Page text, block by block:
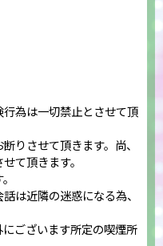
為は一切禁止とさせて頂
りさせて頂きます。尚、
て頂きます。
は近隣の迷惑になる為、
ございます所定の喫煙所